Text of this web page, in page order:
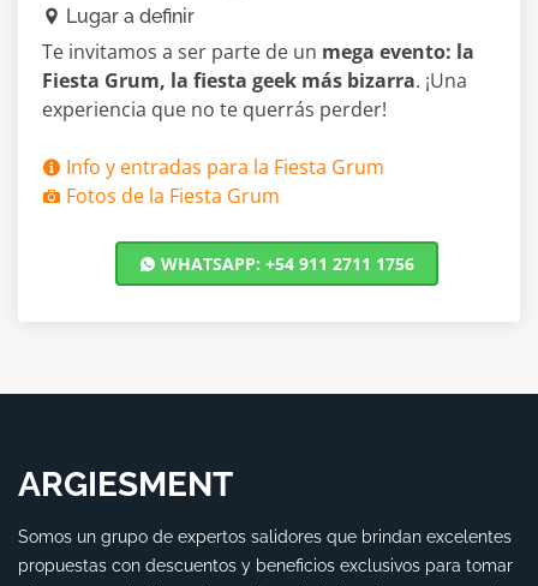
Lugar a definir
Te invitamos a ser parte de un mega evento: la
Fiesta Grum, la fiesta geek más bizarra. ¡Una
experiencia que no te querrás perder!
Info y entradas para la Fiesta Grum
Fotos de la Fiesta Grum
WHATSAPP: +54 911 2711 1756
ARGIESMENT
Somos un grupo de expertos salidores que brindan excelentes
propuestas con descuentos y beneficios exclusivos para tomar